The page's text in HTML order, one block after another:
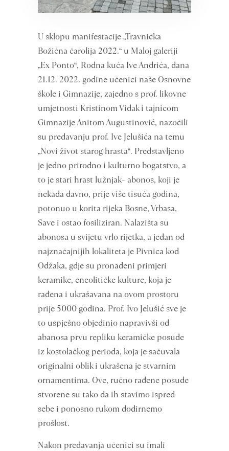
U sklopu manifestacije „Travnička
Božićna čarolija 2022.“ u Maloj galeriji
„Ex Ponto“, Rodna kuća Ive Andrića, dana
21.12. 2022. godine učenici naše Osnovne
škole i Gimnazije, zajedno s prof. likovne
umjetnosti Kristinom Vidak i tajnicom
Gimnazije Anitom Augustinović, nazočili
su predavanju prof. Ive Jelušića na temu
„Novi život starog hrasta“. Predstavljeno
je jedno prirodno i kulturno bogatstvo, a
to je stari hrast lužnjak– abonos, koji je
nekada davno, prije više tisuća godina,
potonuo u korita rijeka Bosne, Vrbasa,
Save i ostao fosiliziran. Nalazišta su
abonosa u svijetu vrlo rijetka, a jedan od
najznačajnijih lokaliteta je Pivnica kod
Odžaka, gdje su pronađeni primjeri
keramike, eneolitičke kulture, koja je
rađena i ukrašavana na ovom prostoru
prije 5000 godina. Prof. Ivo Jelušić sve je
to uspješno objedinio napravivši od
abanosa prvu repliku keramičke posude
iz kostolačkog perioda, koja je sačuvala
originalni oblik i ukrašena je stvarnim
ornamentima. Ove, ručno rađene posude
stvorene su tako da ih stavimo ispred
sebe i ponosno rukom dodirnemo
prošlost.
Nakon predavanja učenici su imali